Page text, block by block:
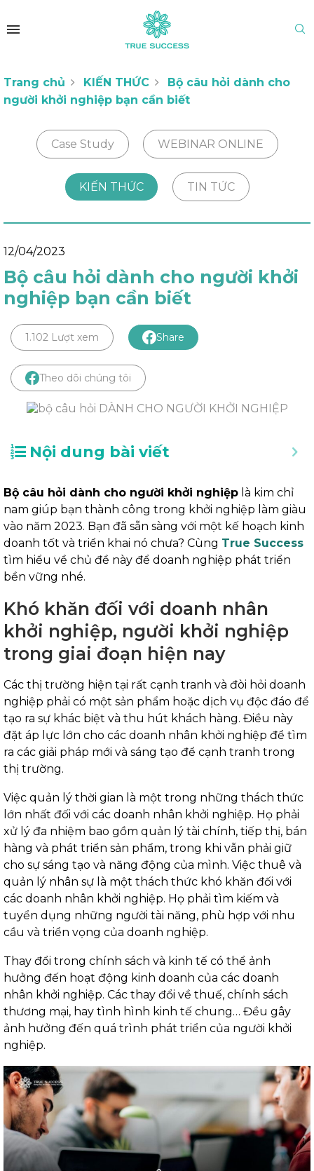
Trang chủ KIẾN THỨC
Bộ câu hỏi dành cho
người khởi nghiệp bạn cần biết
Case Study WEBINAR ONLINE
KIẾN THỨC TIN TỨC
12/04/2023
Bộ câu hỏi dành cho người khởi
nghiệp bạn cần biết
1.102 Lượt xem Share
Theo dõi chúng tôi
Nội dung bài viết
Bộ câu hỏi dành cho người khởi nghiệp là kim chỉ
nam giúp bạn thành công trong khởi nghiệp làm giàu
vào năm 2023. Bạn đã sẵn sàng với một kế hoạch kinh
doanh tốt và triển khai nó chưa? Cùng True Success
tìm hiểu về chủ đề này để doanh nghiệp phát triển
bền vững nhé.
Khó khăn đối với doanh nhân
khởi nghiệp, người khởi nghiệp
trong giai đoạn hiện nay
Các thị trường hiện tại rất cạnh tranh và đòi hỏi doanh
nghiệp phải có một sản phẩm hoặc dịch vụ độc đáo để
tạo ra sự khác biệt và thu hút khách hàng. Điều này
đặt áp lực lớn cho các doanh nhân khởi nghiệp để tìm
ra các giải pháp mới và sáng tạo để cạnh tranh trong
thị trường.
Việc quản lý thời gian là một trong những thách thức
lớn nhất đối với các doanh nhân khởi nghiệp. Họ phải
xử lý đa nhiệm bao gồm quản lý tài chính, tiếp thị, bán
hàng và phát triển sản phẩm, trong khi vẫn phải giữ
cho sự sáng tạo và năng động của mình. Việc thuê và
quản lý nhân sự là một thách thức khó khăn đối với
các doanh nhân khởi nghiệp. Họ phải tìm kiếm và
tuyển dụng những người tài năng, phù hợp với nhu
cầu và triển vọng của doanh nghiệp.
Thay đổi trong chính sách và kinh tế có thể ảnh
hưởng đến hoạt động kinh doanh của các doanh
nhân khởi nghiệp. Các thay đổi về thuế, chính sách
thương mại, hay tình hình kinh tế chung… Đều gây
ảnh hưởng đến quá trình phát triển của người khởi
nghiệp.